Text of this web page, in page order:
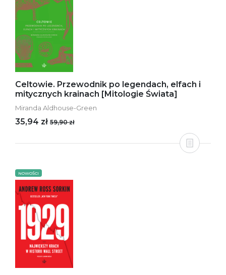
Celtowie. Przewodnik po legendach, elfach i
mitycznych krainach [Mitologie Świata]
Miranda Aldhouse-Green
35,94 zł 59,90 zł
NOWOŚCI